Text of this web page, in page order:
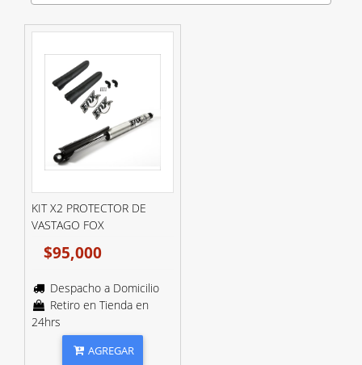
KIT X2 PROTECTOR DE
VASTAGO FOX
$95,000
Despacho a Domicilio
Retiro en Tienda en
24hrs
AGREGAR